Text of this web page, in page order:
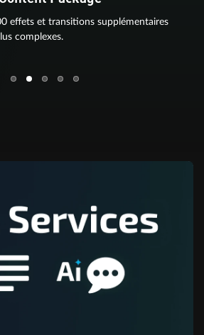
effets et transitions supplémentaires
complexes.